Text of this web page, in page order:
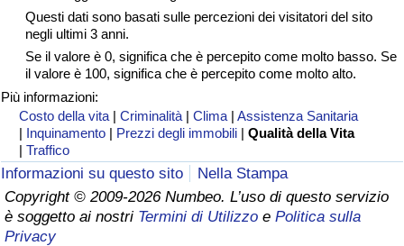
Questi dati sono basati sulle percezioni dei visitatori del sito
negli ultimi 3 anni.
Se il valore è 0, significa che è percepito come molto basso. Se
il valore è 100, significa che è percepito come molto alto.
Più informazioni:
Costo della vita |Criminalità |Clima |Assistenza Sanitaria
| Inquinamento | Prezzi degli immobili |Qualità della Vita
|Traffico
Informazioni su questo sito
Nella Stampa
Copyright © 2009-2026 Numbeo. L’uso di questo servizio
è soggetto ai nostri Termini di Utilizzo e Politica sulla
Privacy
Indice dell’Assistenza Sanitaria per
Nazione
Inquinamento
Indice dell’Inquinamento (Corrente)
Indice di inquinamento
Indice dell’Inquinamento per Nazione